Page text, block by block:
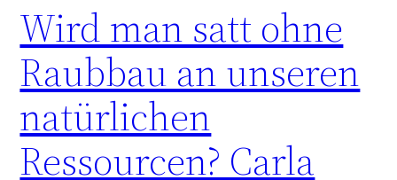
Wird man satt ohne
Raubbau an unseren
natürlichen
Ressourcen? Carla